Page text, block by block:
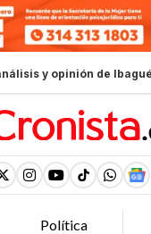
y opinión de
Política